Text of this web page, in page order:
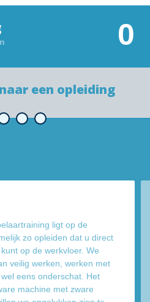
0
een opleiding
ligt op de
zo opleiden dat u direct
op de werkvloer. We
veilig werken, werken met
eens onderschat. Het
machine met zware